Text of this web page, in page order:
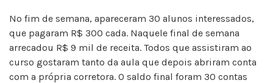
No fim de semana, apareceram 30 alunos interessados,
que pagaram R$ 300 cada. Naquele final de semana
arrecadou R$ 9 mil de receita. Todos que assistiram ao
curso gostaram tanto da aula que depois abriram conta
com a própria corretora. O saldo final foram 30 contas